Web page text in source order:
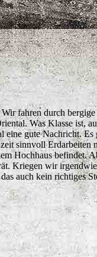
fahren durch bergige
Was Klasse ist,
eine gute Nachricht. Es
sinnvoll Erdarbeiten
Hochhaus befindet.
Kriegen wir
auch kein richtiges